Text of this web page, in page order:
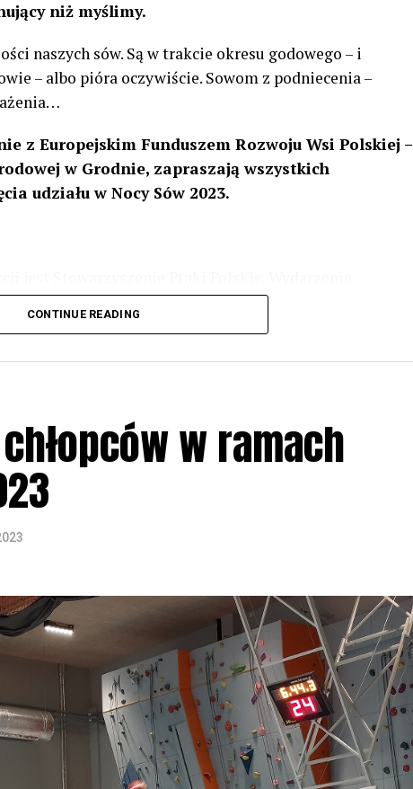
niż myślimy.
naszych sów. Są w trakcie okresu godowego – i
– albo pióra oczywiście. Sowom z podniecenia –
z Europejskim Funduszem Rozwoju Wsi Polskiej –
w Grodnie, zapraszają wszystkich
udziału w Nocy Sów 2023.
2023 r. wg harmonogramu przedstawionego na
do udziału w Akcji, włączenia się w aktywne
doświadczeń przy grillu.Na wydarzenie obowiązują
CONTINUE READING
w ramach